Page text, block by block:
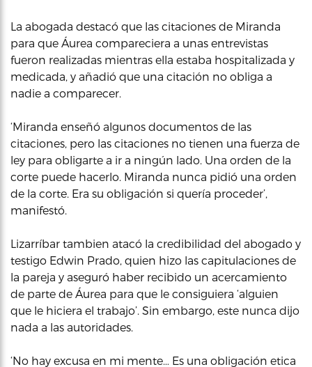
La abogada destacó que las citaciones de Miranda
para que Áurea compareciera a unas entrevistas
fueron realizadas mientras ella estaba hospitalizada y
medicada, y añadió que una citación no obliga a
nadie a comparecer.
‘Miranda enseñó algunos documentos de las
citaciones, pero las citaciones no tienen una fuerza de
ley para obligarte a ir a ningún lado. Una orden de la
corte puede hacerlo. Miranda nunca pidió una orden
de la corte. Era su obligación si quería proceder’,
manifestó.
Lizarríbar tambien atacó la credibilidad del abogado y
testigo Edwin Prado, quien hizo las capitulaciones de
la pareja y aseguró haber recibido un acercamiento
de parte de Áurea para que le consiguiera ‘alguien
que le hiciera el trabajo’. Sin embargo, este nunca dijo
nada a las autoridades.
‘No hay excusa en mi mente… Es una obligación etica